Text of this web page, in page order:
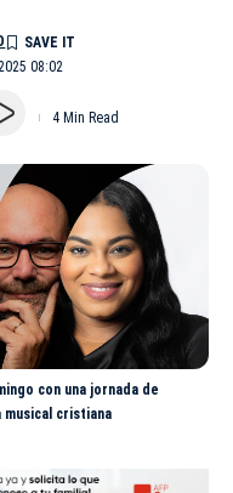
08:02
4 Min Read
con una jornada de
musical cristiana